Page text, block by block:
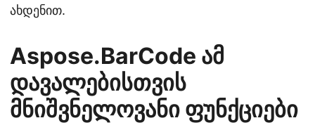
ახდენით.
Aspose.BarCode ამ
დავალებისთვის
მნიშვნელოვანი ფუნქციები